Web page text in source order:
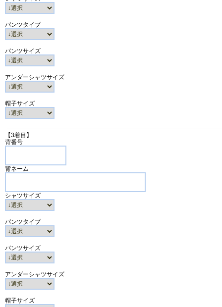
パンツタイプ
パンツサイズ
アンダーシャツサイズ
帽子サイズ
【3着目】
背番号
背ネーム
シャツサイズ
パンツタイプ
パンツサイズ
アンダーシャツサイズ
帽子サイズ